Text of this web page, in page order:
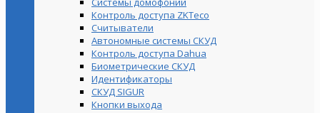
Контроль доступа ZKTeco
Считыватели
Автономные системы СКУД
Контроль доступа Dahua
Биометрические СКУД
Идентификаторы
СКУД SIGUR
Кнопки выхода